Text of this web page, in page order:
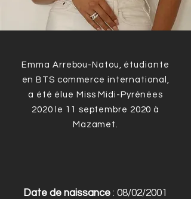
Emma Arrebou-Natou, étudiante
en BTS commerce international,
a été élue Miss Midi-Pyrénées
2020 le 11 septembre 2020 à
Mazamet.
Date de naissance : 08/02/2001